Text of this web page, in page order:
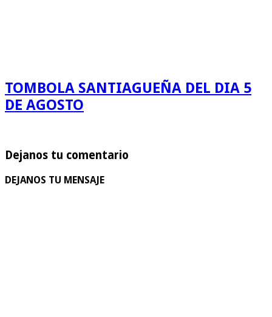
TOMBOLA SANTIAGUEÑA DEL DIA 5
DE AGOSTO
Dejanos tu comentario
DEJANOS TU MENSAJE